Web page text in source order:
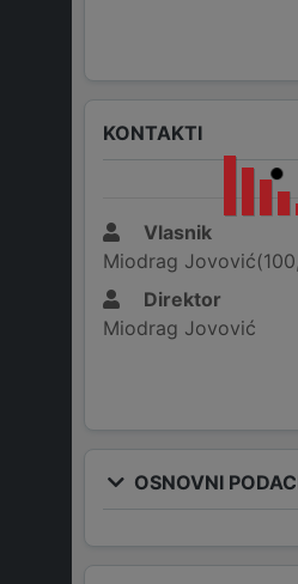
KONTAKTI
Vlasnik
Miodrag
Direktor
Miodrag Jovović
OSNOVNI